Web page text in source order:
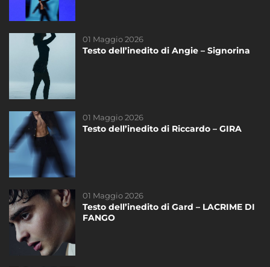
01 Maggio 2026
Testo dell’inedito di Angie – Signorina
01 Maggio 2026
Testo dell’inedito di Riccardo – GIRA
01 Maggio 2026
Testo dell’inedito di Gard – LACRIME DI
FANGO
14 Marzo 2023
Testo dell’inedito di Federica – Scivola
21 Novembre 2020
Riassunto dello Speciale di sabato del
14 Maggio 2025
La finale di #Amici24 – Televoto!